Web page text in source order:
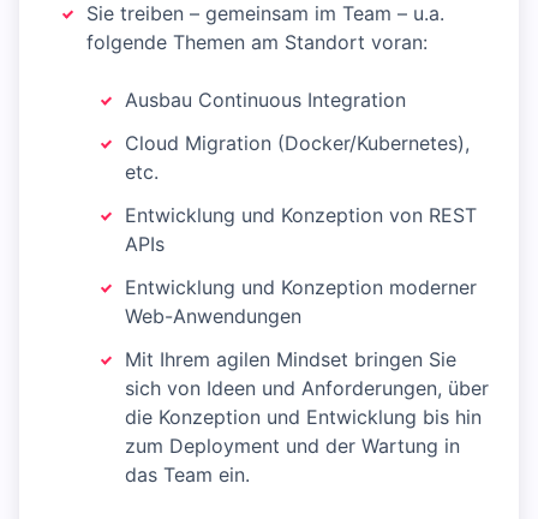
Sie treiben – gemeinsam im Team – u.a.
folgende Themen am Standort voran:
Ausbau Continuous Integration
Cloud Migration (Docker/Kubernetes),
etc.
Entwicklung und Konzeption von REST
APIs
Entwicklung und Konzeption moderner
Web-Anwendungen
Mit Ihrem agilen Mindset bringen Sie
sich von Ideen und Anforderungen, über
die Konzeption und Entwicklung bis hin
zum Deployment und der Wartung in
das Team ein.